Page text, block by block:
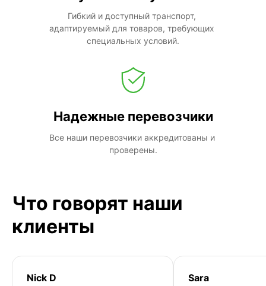
Гибкий и доступный транспорт,
адаптируемый для товаров, требующих
специальных условий.
Надежные перевозчики
Все наши перевозчики аккредитованы и
проверены.
Что говорят наши
клиенты
Nick D Sara